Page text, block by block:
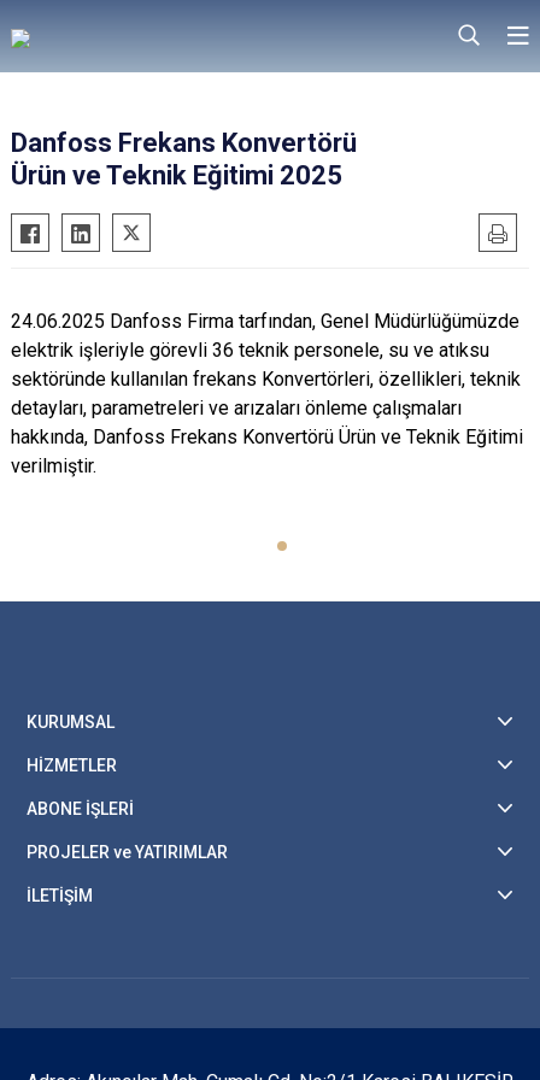
Danfoss Frekans Konvertörü
Ürün ve Teknik Eğitimi 2025
24.06.2025 Danfoss Firma tarfından, Genel Müdürlüğümüzde
elektrik işleriyle görevli 36 teknik personele, su ve atıksu
sektöründe kullanılan frekans Konvertörleri, özellikleri, teknik
detayları, parametreleri ve arızaları önleme çalışmaları
hakkında, Danfoss Frekans Konvertörü Ürün ve Teknik Eğitimi
verilmiştir.
KURUMSAL
HİZMETLER
ABONE İŞLERİ
PROJELER ve YATIRIMLAR
İLETİŞİM